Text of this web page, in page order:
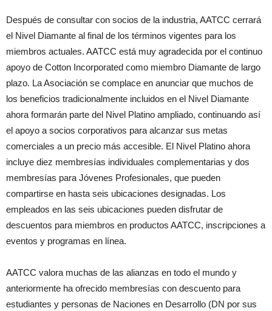
Después de consultar con socios de la industria, AATCC cerrará
el Nivel Diamante al final de los términos vigentes para los
miembros actuales. AATCC está muy agradecida por el continuo
apoyo de Cotton Incorporated como miembro Diamante de largo
plazo. La Asociación se complace en anunciar que muchos de
los beneficios tradicionalmente incluidos en el Nivel Diamante
ahora formarán parte del Nivel Platino ampliado, continuando así
el apoyo a socios corporativos para alcanzar sus metas
comerciales a un precio más accesible. El Nivel Platino ahora
incluye diez membresías individuales complementarias y dos
membresías para Jóvenes Profesionales, que pueden
compartirse en hasta seis ubicaciones designadas. Los
empleados en las seis ubicaciones pueden disfrutar de
descuentos para miembros en productos AATCC, inscripciones a
eventos y programas en línea.
AATCC valora muchas de las alianzas en todo el mundo y
anteriormente ha ofrecido membresías con descuento para
estudiantes y personas de Naciones en Desarrollo (DN por sus